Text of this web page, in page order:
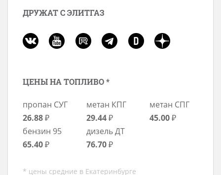
ДРУЖАТ С ЭЛИТГАЗ
ЦЕНЫ НА ТОПЛИВО *
пропан СУГ
26.88₽
метан КПГ
29.44₽
метан СПГ
45.00₽
бензин 95
65.40₽
дизель ДТ
76.70₽
* цены средние в Екатеринбурге